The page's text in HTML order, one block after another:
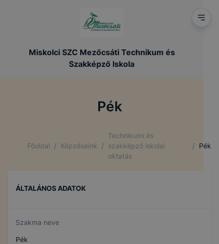
Miskolci SZC Mezőcsáti Technikum és
Szakképző Iskola
Pék
Főoldal / Képzéseink /
Technikumi és
szakképző iskolai
oktatás
/ Pék
ÁLTALÁNOS ADATOK
Szakma neve
Pék